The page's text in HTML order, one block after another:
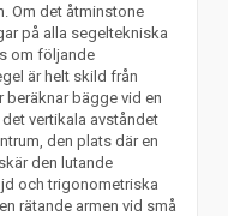
Om det åtminstone
på alla segeltekniska
om följande
är helt skild från
bägge vid en
vertikala avståndet
den plats där en
den lutande
och trigonometriska
rätande armen vid små